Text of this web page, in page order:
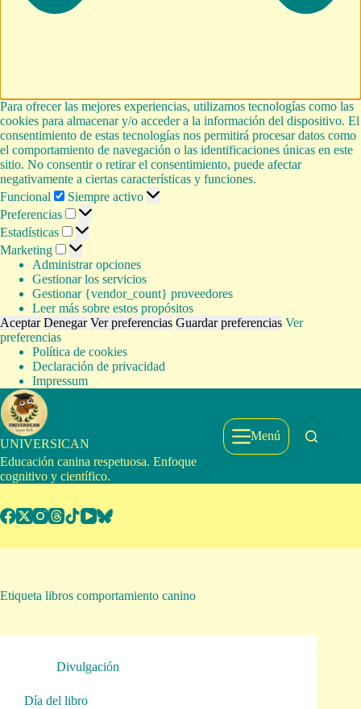
Para ofrecer las mejores experiencias, utilizamos tecnologías como las
cookies para almacenar y/o acceder a la información del dispositivo. El
consentimiento de estas tecnologías nos permitirá procesar datos como
el comportamiento de navegación o las identificaciones únicas en este
sitio. No consentir o retirar el consentimiento, puede afectar
negativamente a ciertas características y funciones.
Funcional
Funcional
Siempre activo
Preferencias
Preferencias
Estadísticas Estadísticas
Marketing Marketing
Administrar opciones
Gestionar los servicios
Gestionar {vendor_count} proveedores
Leer más sobre estos propósitos
Aceptar Denegar Ver preferencias Guardar preferencias Ver
preferencias
Política de cookies
Declaración de privacidad
Impressum
Saltar
al
contenido
UNIVERSICAN
Educación canina respetuosa. Enfoque
cognitivo y científico.
Menú
Etiqueta libros comportamiento canino
Divulgación
Día del libro